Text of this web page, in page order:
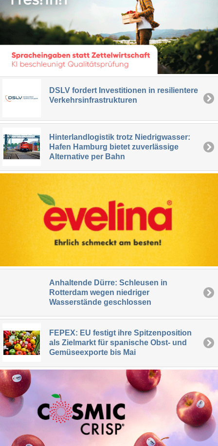
DSLV fordert Investitionen in resilientere
Verkehrsinfrastrukturen
Hinterlandlogistik trotz Niedrigwasser:
Hafen Hamburg bietet zuverlässige
Alternative per Bahn
Anhaltende Dürre: Schleusen in
Rotterdam wegen niedriger
Wasserstände geschlossen
FEPEX: EU festigt ihre Spitzenposition
als Zielmarkt für spanische Obst- und
Gemüseexporte bis Mai